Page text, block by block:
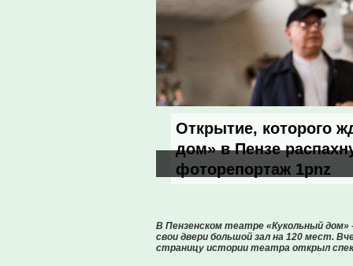
Открытие, которого
дом» в Пензе
фоторепортаж 1pnz
В Пензенском театре «Кукольный дом»
свои двери большой зал на 120 мест.
страницу истории театра открыл